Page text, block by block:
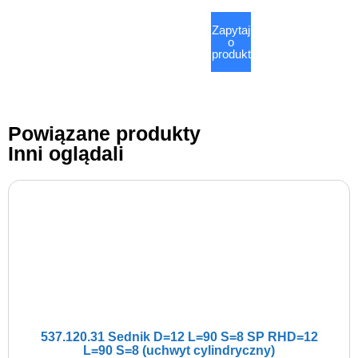
Zapytaj
o
produkt
Powiązane produkty
Inni oglądali
537.120.31 Sednik D=12 L=90 S=8 SP RHD=12
L=90 S=8 (uchwyt cylindryczny)